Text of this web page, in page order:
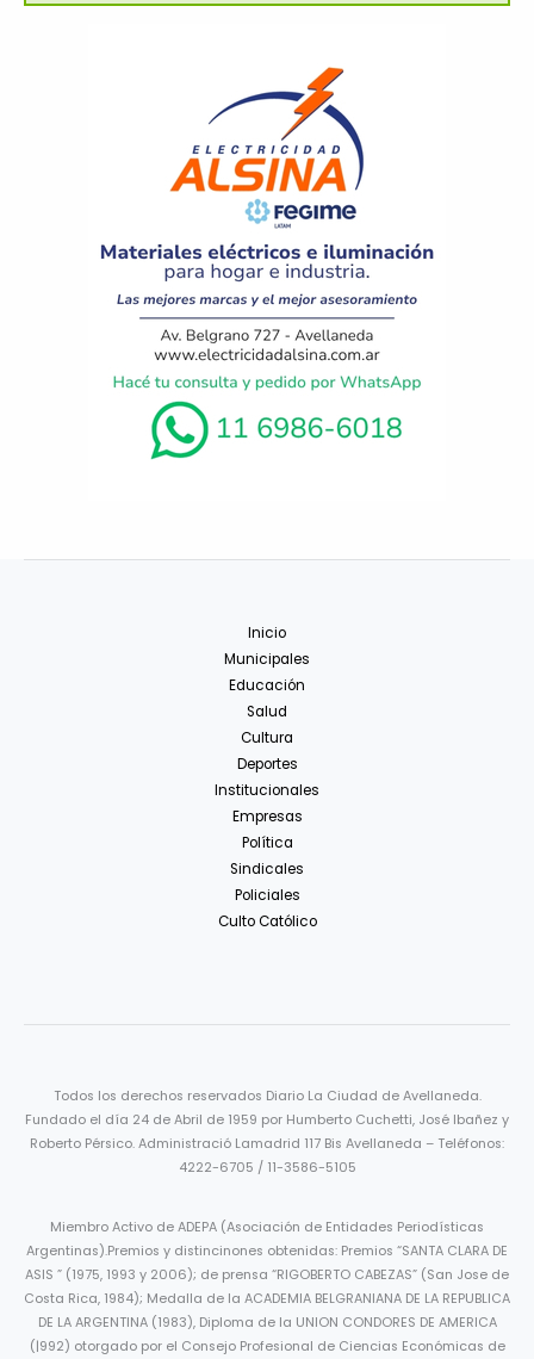
Inicio
Municipales
Educación
Salud
Cultura
Deportes
Institucionales
Empresas
Política
Sindicales
Policiales
Culto Católico
Todos los derechos reservados Diario La Ciudad de Avellaneda.
Fundado el día 24 de Abril de 1959 por Humberto Cuchetti, José Ibañez y
Roberto Pérsico. Administració Lamadrid 117 Bis Avellaneda – Teléfonos:
4222-6705 / 11-3586-5105
Miembro Activo de ADEPA (Asociación de Entidades Periodísticas
Argentinas).Premios y distincinones obtenidas: Premios “SANTA CLARA DE
ASIS ” (1975, 1993 y 2006); de prensa “RIGOBERTO CABEZAS” (San Jose de
Costa Rica, 1984); Medalla de la ACADEMIA BELGRANIANA DE LA REPUBLICA
DE LA ARGENTINA (1983), Diploma de la UNION CONDORES DE AMERICA
(|992) otorgado por el Consejo Profesional de Ciencias Económicas de